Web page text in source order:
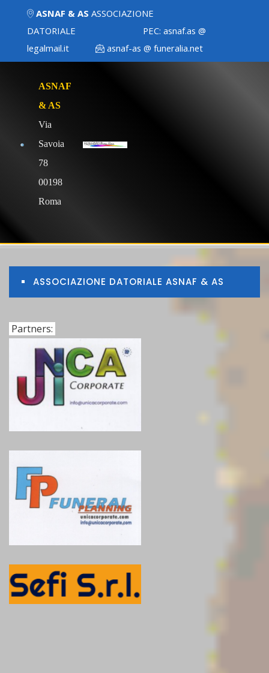
ASNAF & AS ASSOCIAZIONE
DATORIALE PEC:asnaf.as @
legalmail.it
asnaf-as @ funeralia.net
ASNAF
& AS
Via
Savoia
78
00198
Roma
ASSOCIAZIONE DATORIALE ASNAF & AS
Partners: